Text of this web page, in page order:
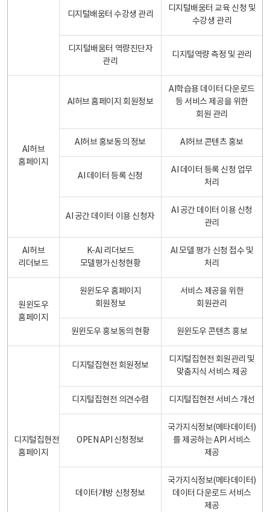
디지털배움터 수강생 관리
디지털배움터 교육 신청 및
수강생 관리
디지털배움터 역량진단자
관리
디지털역량 측정 및 관리
AI허브
홈페이지
AI허브 홈페이지 회원정보
AI학습용 데이터 다운로드
등 서비스 제공을 위한
회원 관리
AI허브 홍보동의 정보 AI허브 콘텐츠 홍보
AI 데이터 등록 신청
AI 데이터 등록 신청 업무
처리
AI 공간 데이터 이용 신청자
AI 공간 데이터 이용 신청
관리
AI허브
리더보드
K-AI 리더보드
모델평가신청현황
AI 모델 평가 신청 접수 및
처리
원윈도우
홈페이지
원윈도우 홈페이지
회원정보
서비스 제공을 위한
회원관리
원윈도우 홍보동의 현황 원윈도우 콘텐츠 홍보
디지털집현전
홈페이지
디지털집현전 회원정보
디지털집현전 회원관리 및
맞춤지식 서비스 제공
디지털집현전 의견수렴 디지털집현전 서비스 개선
OPEN API 신청정보
국가지식정보(메타데이터)
를 제공하는 API 서비스
제공
데이터개방 신청정보
국가지식정보(메타데이터)
데이터 다운로드 서비스
제공